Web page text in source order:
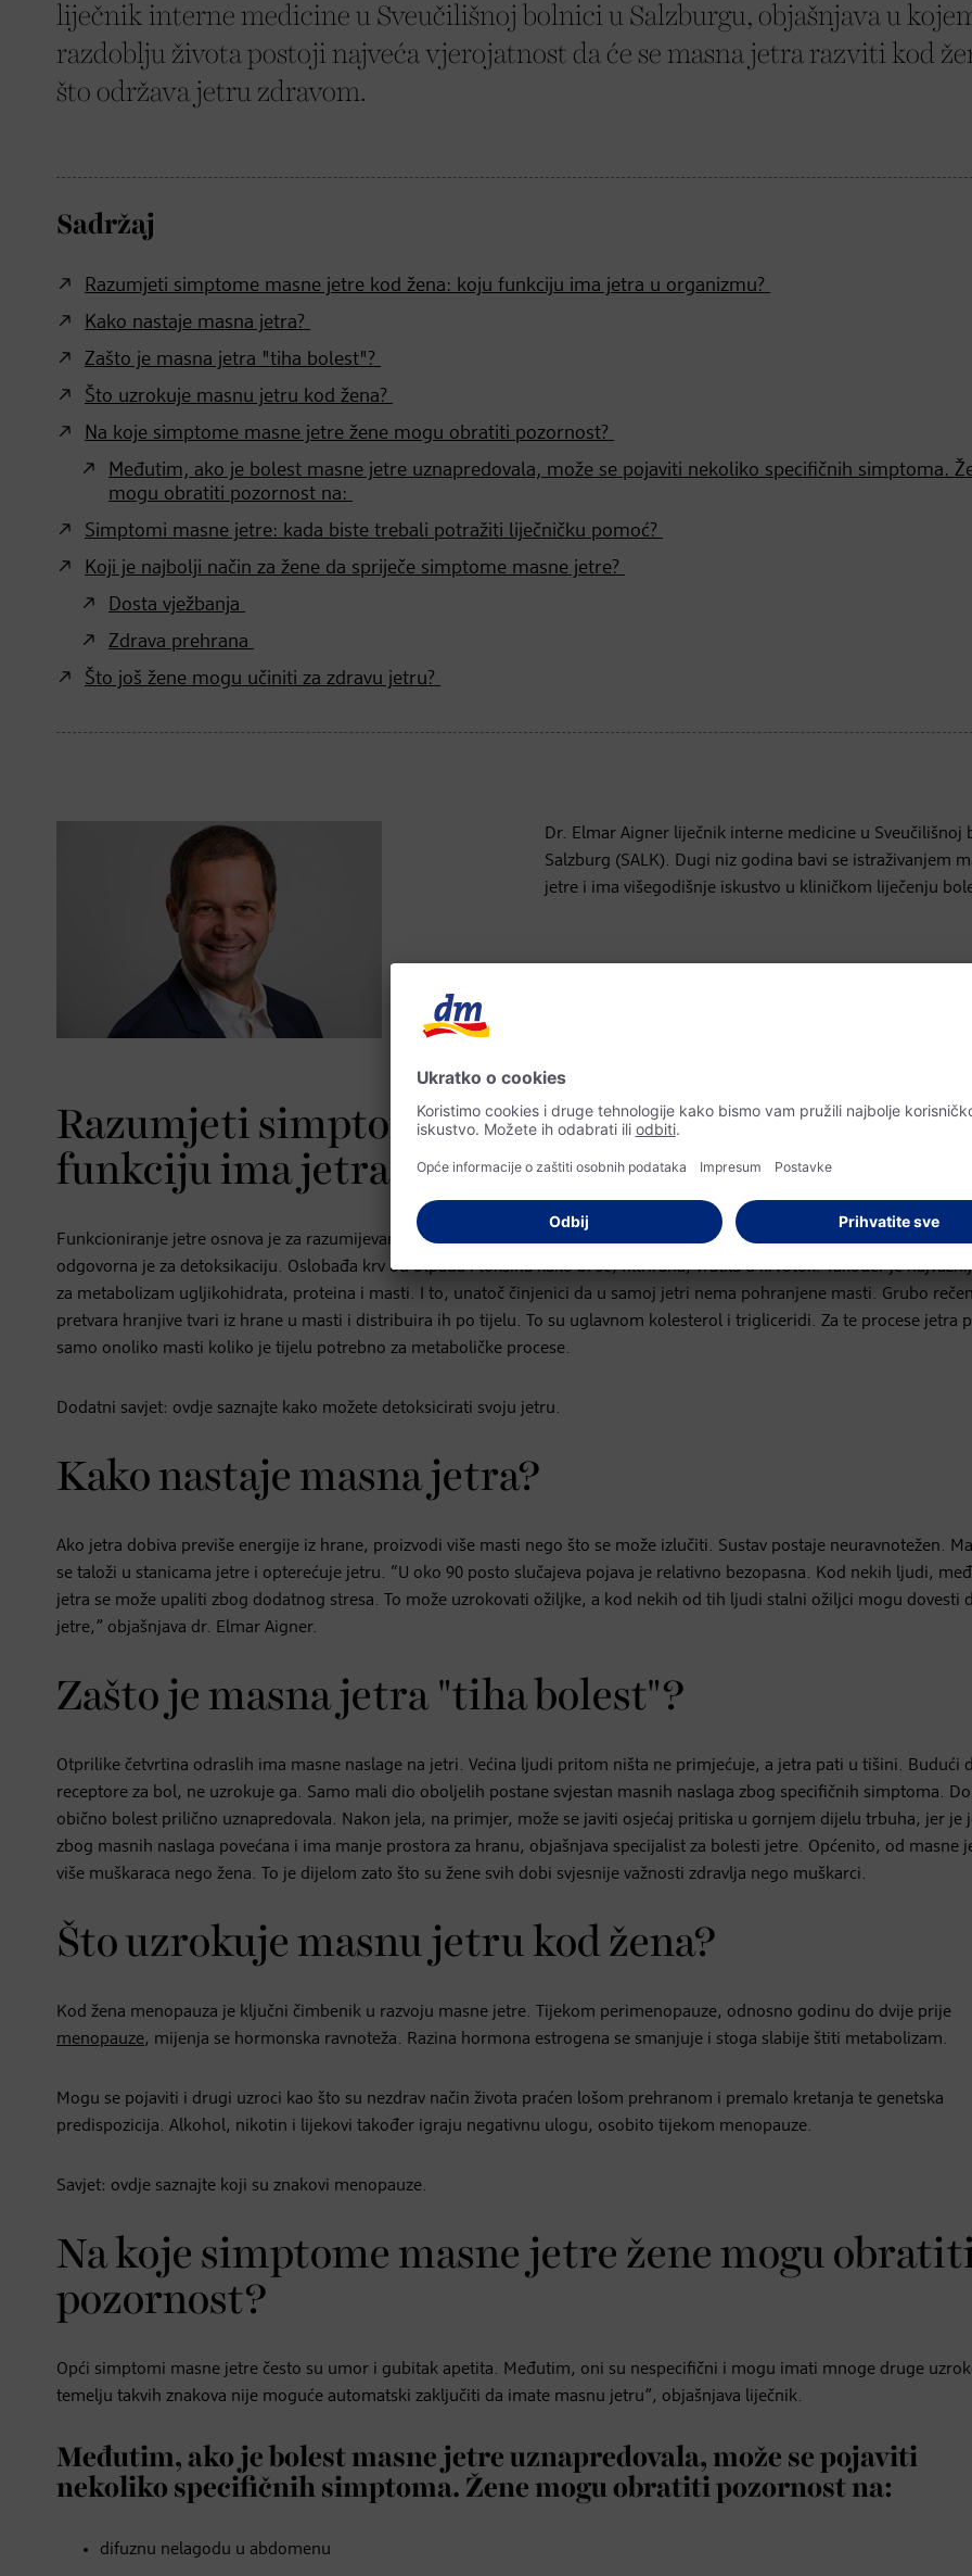
liječnik interne medicine u Sveučilišnoj bolnici u Salzburgu, objašnjava u
razdoblju života postoji najveća vjerojatnost da će se masna jetra razviti kod
što održava jetru zdravom.
Sadržaj
Razumjeti simptome masne jetre kod žena: koju funkciju ima jetra u organizmu?
Kako nastaje masna jetra?
Zašto je masna jetra "tiha bolest"?
Što uzrokuje masnu jetru kod žena?
Na koje simptome masne jetre žene mogu obratiti pozornost?
Međutim, ako je bolest masne jetre uznapredovala, može se pojaviti nekoliko specifičnih simptoma.
mogu obratiti pozornost na:
Simptomi masne jetre: kada biste trebali potražiti liječničku pomoć?
Koji je najbolji način za žene da spriječe simptome masne jetre?
Dosta vježbanja
Zdrava prehrana
Što još žene mogu učiniti za zdravu jetru?
Dr. Elmar Aigner liječnik interne medicine u Sveučilišnoj
Salzburg (SALK). Dugi niz godina bavi se istraživanjem
jetre i ima višegodišnje iskustvo u kliničkom liječenju
Razumjeti simptome masne jetre kod žena: koju
funkciju ima jetra u organizmu?
Funkcioniranje jetre osnova je za razumijevanje simptoma masne jetre kod žena. Jetra je naš najvažniji metabolički organ i
odgovorna je za detoksikaciju. Oslobađa krv od otpada i toksina kako bi se, filtrirana, vratila u krvotok. Također je
za metabolizam ugljikohidrata, proteina i masti. I to, unatoč činjenici da u samoj jetri nema pohranjene masti. Grubo
pretvara hranjive tvari iz hrane u masti i distribuira ih po tijelu. To su uglavnom kolesterol i trigliceridi. Za te procese jetra
samo onoliko masti koliko je tijelu potrebno za metaboličke procese.
Dodatni savjet: ovdje saznajte kako možete detoksicirati svoju jetru.
Kako nastaje masna jetra?
Ako jetra dobiva previše energije iz hrane, proizvodi više masti nego što se može izlučiti. Sustav postaje neuravnotežen.
se taloži u stanicama jetre i opterećuje jetru. “U oko 90 posto slučajeva pojava je relativno bezopasna. Kod nekih ljudi,
jetra se može upaliti zbog dodatnog stresa. To može uzrokovati ožiljke, a kod nekih od tih ljudi stalni ožiljci mogu dovesti
jetre,” objašnjava dr. Elmar Aigner.
Zašto je masna jetra "tiha bolest"?
Otprilike četvrtina odraslih ima masne naslage na jetri. Većina ljudi pritom ništa ne primjećuje, a jetra pati u tišini. Budući
receptore za bol, ne uzrokuje ga. Samo mali dio oboljelih postane svjestan masnih naslaga zbog specifičnih simptoma.
obično bolest prilično uznapredovala. Nakon jela, na primjer, može se javiti osjećaj pritiska u gornjem dijelu trbuha, jer je
zbog masnih naslaga povećana i ima manje prostora za hranu, objašnjava specijalist za bolesti jetre. Općenito, od masne
više muškaraca nego žena. To je dijelom zato što su žene svih dobi svjesnije važnosti zdravlja nego muškarci.
Što uzrokuje masnu jetru kod žena?
Kod žena menopauza je ključni čimbenik u razvoju masne jetre. Tijekom perimenopauze, odnosno godinu do dvije prije
menopauze, mijenja se hormonska ravnoteža. Razina hormona estrogena se smanjuje i stoga slabije štiti metabolizam.
Mogu se pojaviti i drugi uzroci kao što su nezdrav način života praćen lošom prehranom i premalo kretanja te genetska
predispozicija. Alkohol, nikotin i lijekovi također igraju negativnu ulogu, osobito tijekom menopauze.
Savjet: ovdje saznajte koji su znakovi menopauze.
Na koje simptome masne jetre žene mogu
pozornost?
Opći simptomi masne jetre često su umor i gubitak apetita. Međutim, oni su nespecifični i mogu imati mnoge druge
temelju takvih znakova nije moguće automatski zaključiti da imate masnu jetru”, objašnjava liječnik.
Međutim, ako je bolest masne jetre uznapredovala, može se pojaviti
nekoliko specifičnih simptoma. Žene mogu obratiti pozornost na:
difuznu nelagodu u abdomenu